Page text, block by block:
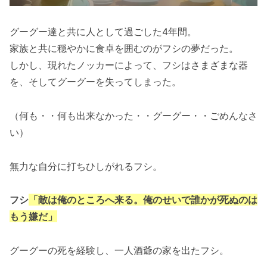
グーグー達と共に人として過ごした4年間。
家族と共に穏やかに食卓を囲むのがフシの夢だった。
しかし、現れたノッカーによって、フシはさまざまな器
を、そしてグーグーを失ってしまった。
（何も・・何も出来なかった・・グーグー・・ごめんなさ
い）
無力な自分に打ちひしがれるフシ。
フシ 「敵は俺のところへ来る。俺のせいで誰かが死ぬのは
もう嫌だ」
グーグーの死を経験し、一人酒爺の家を出たフシ。